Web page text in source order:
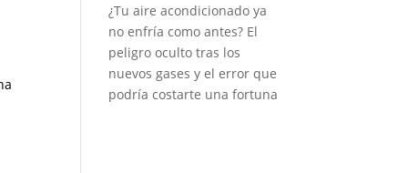
¿Tu aire acondicionado ya
no enfría como antes? El
peligro oculto tras los
nuevos gases y el error que
podría costarte una fortuna